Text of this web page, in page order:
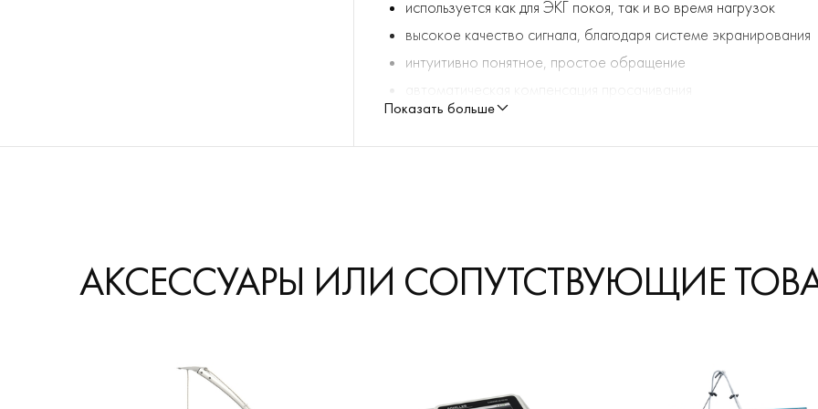
используется как для ЭКГ покоя, так и во время нагрузок
высокое качество сигнала, благодаря системе экранирования
интуитивно понятное, простое обращение
тихий моторный блок
функция переключения насоса для автоматизированной и
Показать больше
АКСЕССУАРЫ ИЛИ СОПУТСТВУЮЩИЕ